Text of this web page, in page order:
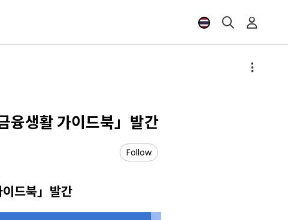
융생활 가이드북」발간
Follow
드북」발간